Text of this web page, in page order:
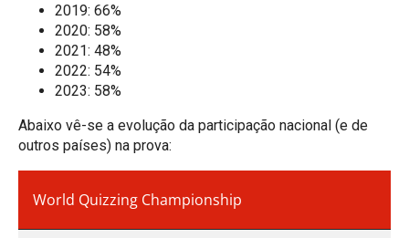
2019: 66%
2020: 58%
2021: 48%
2022: 54%
2023: 58%
Abaixo vê-se a evolução da participação nacional (e de
outros países) na prova: